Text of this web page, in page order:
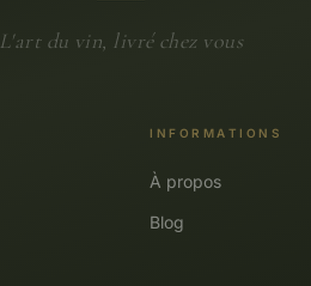
L'art du vin, livré chez vous
INFORMATIONS
À propos
Blog